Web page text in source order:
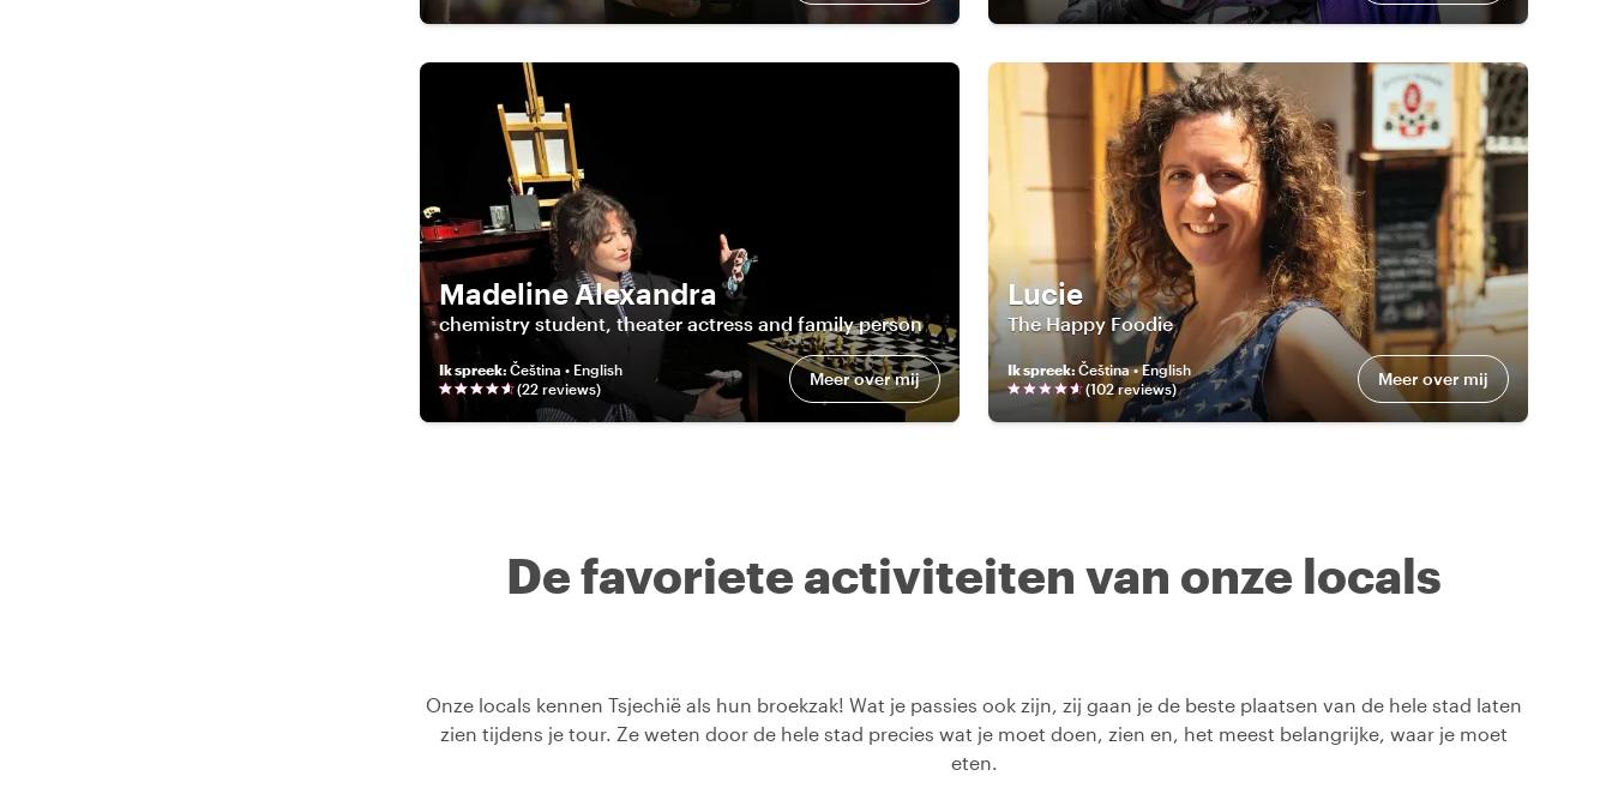
Madeline Alexandra
chemistry student, theater actress and family person
Ik spreek: Čeština • English
(22 reviews) Meer over mij
Lucie
The Happy Foodie
Ik spreek: Čeština • English
(102reviews) Meer over mij
De favoriete activiteiten van onze locals
Onze locals kennen Tsjechië als hun broekzak! Wat je passies ook zijn, zij gaan je de beste plaatsen van de hele stad laten
zien tijdens je tour. Ze weten door de hele stad precies wat je moet doen, zien en, het meest belangrijke, waar je moet
eten.